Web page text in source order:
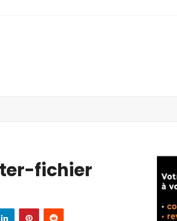
fichier